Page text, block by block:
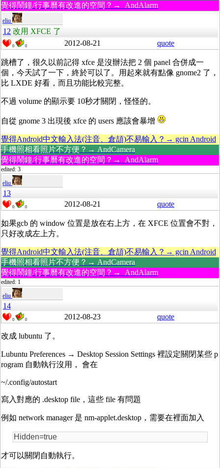
覺得鬧鐘/行事曆有改進的空間？→ AndAlarm
eliu
12 改用 XFCE 了
0 0 2012-08-21 quote
跳槽了，很久以前記得 xfce 是沒辦法把 2 個 panel 合併成一
個，今天試了一下，終於可以了。用起來就有點像 gnome2 了，
比 LXDE 好看，而且功能比較完整。
不過 volume 的顯示要 10秒才關閉，怪怪的。
自從 gnome 3 出現後 xfce 的 users 應該會暴增
覺得Android中文輸入法(注音、倉頡)不易輸入？→ gcin Android
手機照相看照片不方便？→ AndCamera
覺得鬧鐘/行事曆有改進的空間？→ AndAlarm
edited: 3
eliu
13
0 0 2012-08-21 quote
如果gcb 的 window 位置是放在右上方，在 XFCE 位置會不對，
只好改成左上方。
覺得Android中文輸入法(注音、倉頡)不易輸入？→ gcin Android
手機照相看照片不方便？→ AndCamera
覺得鬧鐘/行事曆有改進的空間？→ AndAlarm
edited: 1
eliu
14
0 0 2012-08-23 quote
改成 lubuntu 了。
Lubuntu Preferences → Desktop Session Settings 裡設定關閉某些 p
rogram 自動執行沒用， 會在
~/.config/autostart
寫入對應的 .desktop file，這些 file 有問題
例如 network manager 是 nm-applet.desktop，需要在裡面加入
Hidden=true
才可以關閉自動執行。